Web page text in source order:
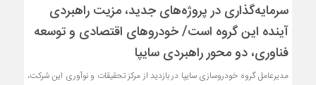
سرمایه‌گذاری در پروژه‌های جدید، مزیت راهبردی
آینده این گروه است/ خودروهای اقتصادی و توسعه
فناوری، دو محور راهبردی سایپا
مدیرعامل گروه خودروسازی سایپا در بازدید از مرکز تحقیقات و نوآوری این شرکت،